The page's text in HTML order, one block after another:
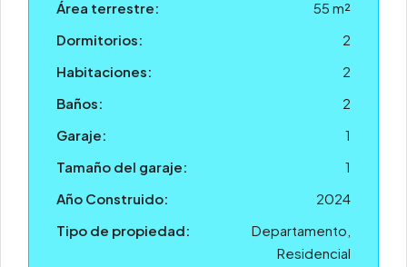
Área terrestre:
55 m²
Dormitorios:
2
Habitaciones:
2
Baños:
2
Garaje:
1
Tamaño del garaje:
1
Año Construido:
2024
Tipo de propiedad:
Departamento,
Residencial